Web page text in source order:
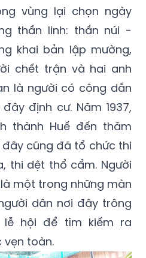
vùng lại chọn ngày
thần linh: thần núi -
khai bản lập mường,
chết trận và hai anh
là người có công dẫn
định cư. Năm 1937,
thành Huế đến thăm
cũng đã tổ chức thi
thi dệt thổ cẩm. Người
một trong những màn
dân nơi đây trông
hội để tìm kiếm ra
vẹn toàn.